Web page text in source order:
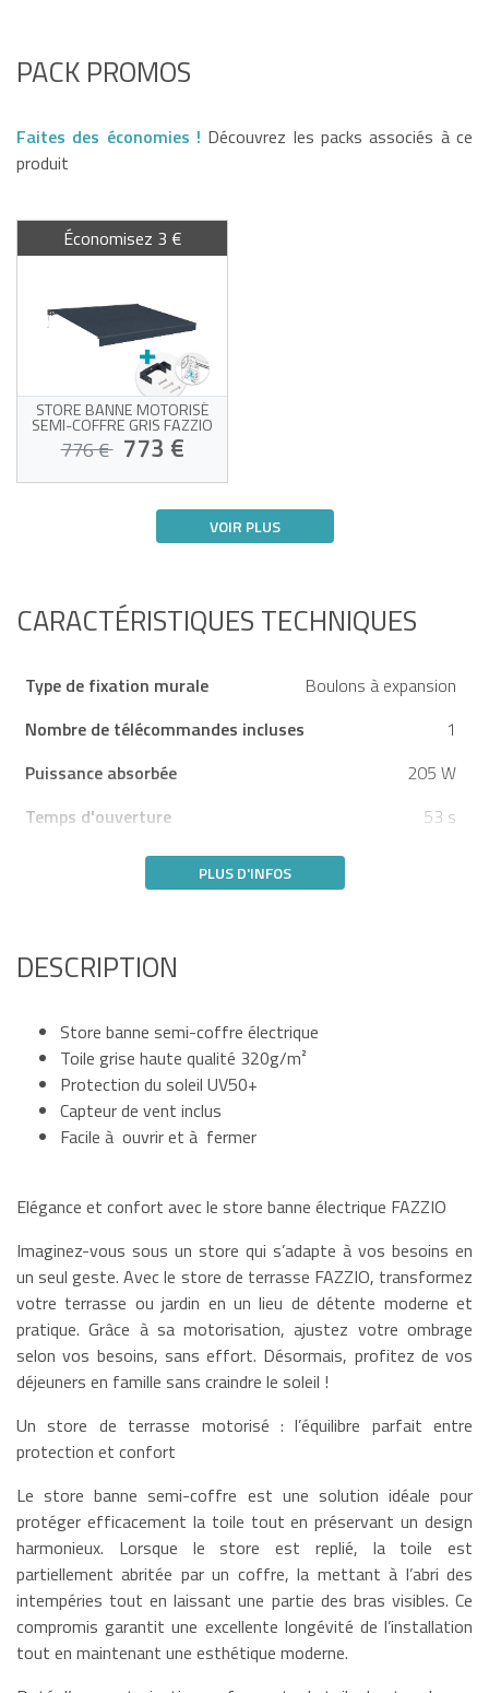
PACK PROMOS
Faites des économies ! Découvrez les packs associés à ce
produit
Économisez 3 €
STORE BANNE MOTORISÉ
SEMI-COFFRE GRIS FAZZIO
4X3M AVEC FIXATION PLAFOND
776 € 773 €
avec 3 fixations pour
Toile grise haute qualité
Chez vous dès le 21/08 !
VOIR PLUS
CARACTÉRISTIQUES TECHNIQUES
Type de fixation murale
Boulons à expansion
Nombre de télécommandes incluses
1
Puissance absorbée
205 W
Temps d'ouverture
53 s
PLUS D'INFOS
DESCRIPTION
Store banne semi-coffre électrique
Toile grise haute qualité 320g/m²
Protection du soleil UV50+
Capteur de vent inclus
Facile à ouvrir et à fermer
Elégance et confort avec le store banne électrique FAZZIO
Imaginez-vous sous un store qui s’adapte à vos besoins en
un seul geste. Avec le store de terrasse FAZZIO, transformez
votre terrasse ou jardin en un lieu de détente moderne et
pratique. Grâce à sa motorisation, ajustez votre ombrage
selon vos besoins, sans effort. Désormais, profitez de vos
déjeuners en famille sans craindre le soleil !
Un store de terrasse motorisé : l’équilibre parfait entre
protection et confort
Le store banne semi-coffre est une solution idéale pour
protéger efficacement la toile tout en préservant un design
harmonieux. Lorsque le store est replié, la toile est
partiellement abritée par un coffre, la mettant à l’abri des
intempéries tout en laissant une partie des bras visibles. Ce
compromis garantit une excellente longévité de l’installation
tout en maintenant une esthétique moderne.